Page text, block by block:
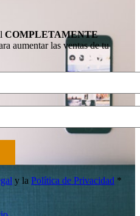
COMPLETAMENTE
aumentar las ventas de tu
y la Política de Privacidad *